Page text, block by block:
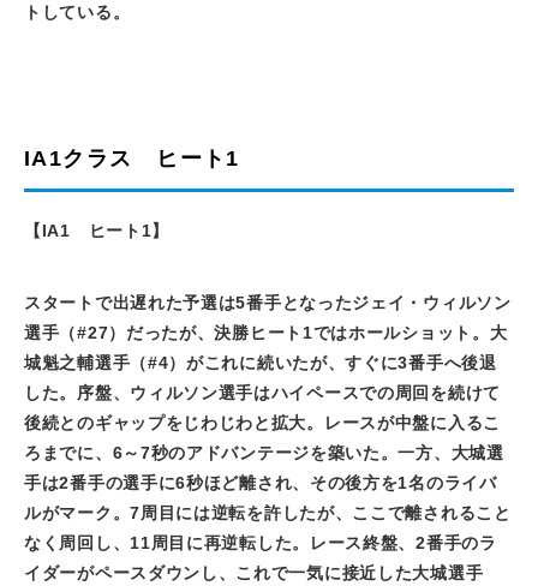
トしている。
IA1クラス ヒート1
【IA1 ヒート1】
スタートで出遅れた予選は5番手となったジェイ・ウィルソン
選手（#27）だったが、決勝ヒート 1ではホールショット。大
城魁之輔選手（#4）がこれに続いたが、すぐに3番手へ後退
した。序盤、ウィルソン選手はハイペースでの周回を続けて
後続とのギャップをじわじわと拡大。レースが中盤に入るこ
ろまでに、 6～7秒のアドバンテージを築いた。一方、大城選
手は2番手の選手に6秒ほど離され、その後方を1名のライバ
ルがマーク。7周目には逆転を許したが、ここで離されること
なく周回し、 11周目に再逆転した。レース終盤、2番手のラ
イダーがペースダウンし、これで一気に接近した大城選手